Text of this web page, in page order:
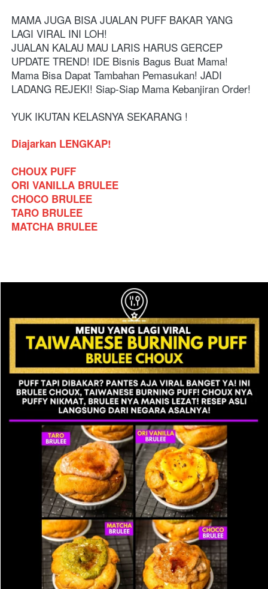
MAMA JUGA BISA JUALAN PUFF BAKAR YANG
LAGI VIRAL INI LOH!
JUALAN KALAU MAU LARIS HARUS GERCEP
UPDATE TREND! IDE Bisnis Bagus Buat Mama!
Mama Bisa Dapat Tambahan Pemasukan! JADI
LADANG REJEKI! Siap-Siap Mama Kebanjiran Order!
YUK IKUTAN KELASNYA SEKARANG !
Diajarkan LENGKAP!
CHOUX PUFF
ORI VANILLA BRULEE
CHOCO BRULEE
TARO BRULEE
MATCHA BRULEE